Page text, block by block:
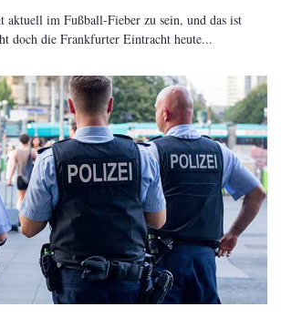
aktuell im Fußball-Fieber zu sein, und das ist
doch die Frankfurter Eintracht heute